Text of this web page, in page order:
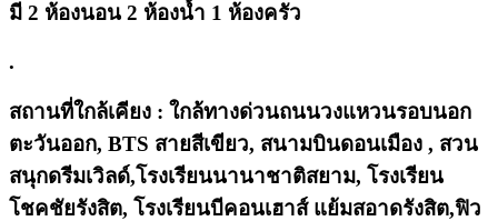
มี 2 ห้องนอน 2 ห้องน้ำ 1 ห้องครัว
.
สถานที่ใกล้เคียง : ใกล้ทางด่วนถนนวงแหวนรอบนอก
ตะวันออก, BTS สายสีเขียว, สนามบินดอนเมือง , สวน
สนุกดรีมเวิลด์,โรงเรียนนานาชาติสยาม, โรงเรียน
โชคชัยรังสิต, โรงเรียนบีคอนเฮาส์ แย้มสอาดรังสิต,ฟิว